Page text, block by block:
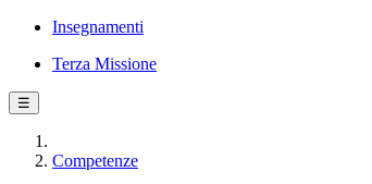
Insegnamenti
Terza Missione
☰
Competenze